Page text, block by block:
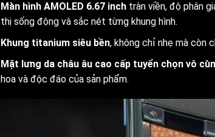
Màn hình AMOLED 6.67 inchtràn viền, độ phân
thị sống động và sắc nét từng khung hình.
Khung titanium siêu bền, không chỉ nhẹ mà còn
Mặt lưng da châu âu cao cấp tuyển chọn vô
hoa và độc đáo của sản phẩm.